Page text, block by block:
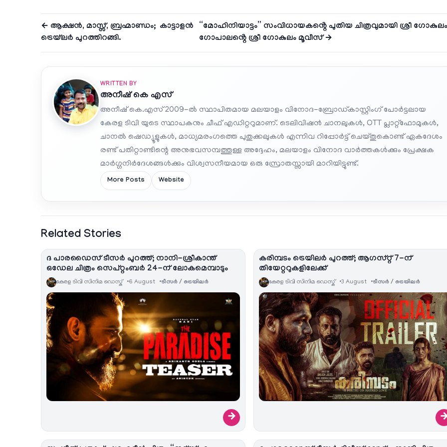
← ആക്ഷൻ, മാസ്സ്, ബ്രഹ്മാണ്ഡം; കാട്ടാളൻ
ട്രെയ്‌ലർ പുറത്തിറങ്ങി.
“മോഹിനിയാട്ടം” സംവിധായകൻ്റെ പുതിയ ചിത്രവുമായി ശ്രീ
ഗോപാലൻ്റെ ശ്രീ ഗോകുലം മൂവീസ് →
WRITTEN BY
അനീഷ്‌ കെ എസ്
അനീഷ് കെ.എസ് 2009-ൽ സ്ഥാപിതമായ മലയാളം വിനോദ-ബ്രോഡ്കാസ്റ്റിംഗ് പോർട്ടലായ
കേരള ടിവി യുടെ സ്ഥാപകനും ചീഫ് എഡിറ്ററുമാണ്. ടെലിവിഷൻ ചാനലുകൾ, OTT പ്ലാറ്റ്‌ഫോമുകൾ,
ചാനൽ ഷെഡ്യൂളുകൾ, മാധ്യമരംഗത്തെ പുതുക്കലുകൾ എന്നിവ റിപ്പോർട്ട് ചെയ്തുകൊണ്ട് ഏകദേശം
രണ്ട് പതിറ്റാണ്ടിന്റെ അനുഭവസമ്പത്തുള്ള അദ്ദേഹം, മലയാളം വിനോദ വാർത്തകൾക്കും പ്രേക്ഷക
മാർഗ്ഗനിർദേശങ്ങൾക്കും വിശ്വസനീയമായ ഒരു സ്രോതസ്സായി മാറിയിട്ടുണ്ട്.
More Posts Website
Related Stories
ദ പാരഡൈസ് ടീസർ പുറത്ത്; നാനി-ശ്രീകാന്ത്
ഒഡേല ചിത്രം സെപ്റ്റംബർ 24-ന് ലോകമെമ്പാടും
കേരള ടിവി സിനിമ ഡെസ്ക് 6 August ടീസര്‍ / ട്രെയിലര്‍
→
കരിമ്പടം ട്രെയിലർ പുറത്ത്; ആഗസ്റ്റ് 7-ന്
തിയേറ്ററുകളിലേക്ക്
കേരള ടിവി സിനിമ ഡെസ്ക് 3 August ടീസര്‍ / ട്രെയിലര്‍